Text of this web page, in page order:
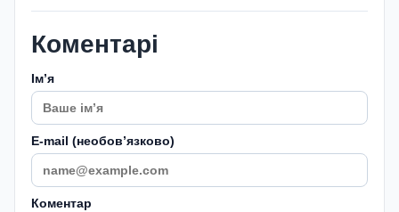
Коментарі
Імʼя
E-mail (необовʼязково)
Коментар